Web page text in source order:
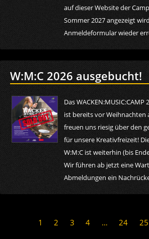
auf dieser Website der
Sommer 2027 angezeigt
Anmeldeformular wieder
W:M:C 2026 ausgebucht!
Das WACKEN:MUSIC:CAMP
ist bereits vor Weihnachten
freuen uns riesig über den
für unsere Kreativfreizeit!
W:M:C ist weiterhin (bis
Wir führen ab jetzt eine
Abmeldungen ein
1 2 3 4 … 24 25